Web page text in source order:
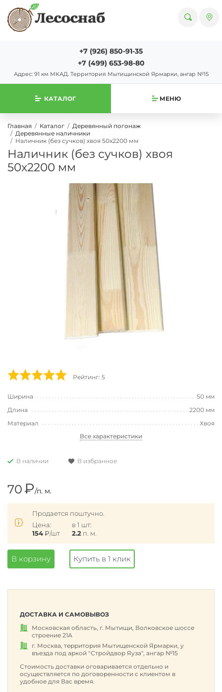
+7 (926) 850-91-35
+7 (499) 653-98-80
Адрес: 91 км МКАД. Территория Мытищинской Ярмарки, ангар №15
КАТАЛОГ МЕНЮ
Главная Каталог
Деревянный погонаж
Деревянные наличники
Наличник (без сучков) хвоя 50х2200 мм
Наличник (без сучков) хвоя
50х2200 мм
Рейтинг: 5
Ширина
50 мм
Длина
2200 мм
Материал
Хвоя
Все характеристики
В наличии В избранное
70₽/п. м.
Продается поштучно.
Цена:
154 ₽/шт
в 1 шт:
2.2 п. м.
В корзину Купить в 1 клик
ДОСТАВКА И САМОВЫВОЗ
Московская область, г. Мытищи, Волковское шоссе
строение 21А
г. Москва, территория Мытищенской Ярмарки, у
въезда под аркой "Стройдвор Яуза", ангар №15
Стоимость доставки оговаривается отдельно и
осуществляется по договоренности с клиентом в
удобное для Вас время.